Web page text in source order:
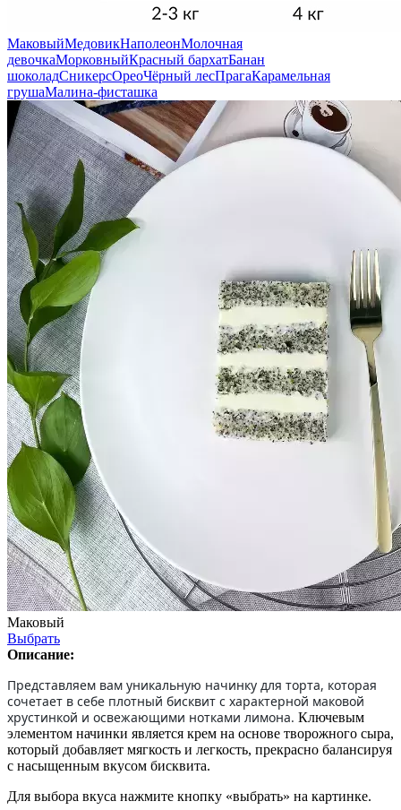
МаковыйМедовикНаполеонМолочная
девочкаМорковныйКрасный бархатБанан
шоколадСникерсОреоЧёрный лесПрагаКарамельная
грушаМалина-фисташка
Маковый
Выбрать
Описание:
Представляем вам уникальную начинку для торта, которая
сочетает в себе плотный бисквит с характерной маковой
хрустинкой и освежающими нотками лимона. Ключевым
элементом начинки является крем на основе творожного сыра,
который добавляет мягкость и легкость, прекрасно балансируя
с насыщенным вкусом бисквита.
Для выбора вкуса нажмите кнопку «выбрать» на картинке.